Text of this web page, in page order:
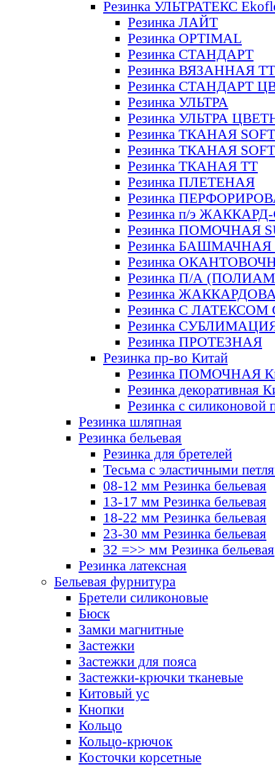
Резинка УЛЬТРАТЕКС
Резинка ЛАЙТ
Резинка OPTIMAL
Резинка СТАНДАРТ
Резинка ВЯЗАННАЯ ТТ
Резинка СТАНДАРТ
Резинка УЛЬТРА
Резинка УЛЬТРА
Резинка ТКАНАЯ SOFT
Резинка ТКАНАЯ
Резинка ТКАНАЯ ТТ
Резинка ПЛЕТЕНАЯ
Резинка
Резинка п/э
Резинка ПОМОЧНАЯ
Резинка БАШМАЧНАЯ
Резинка
Резинка П/А
Резинка
Резинка С ЛАТЕКСОМ
Резинка
Резинка ПРОТЕЗНАЯ
Резинка пр-во Китай
Резинка ПОМОЧНАЯ
Резинка декоративная
Резинка с силиконовой
Резинка шляпная
Резинка бельевая
Резинка для бретелей
Тесьма с эластичными
08-12 мм Резинка бельевая
13-17 мм Резинка бельевая
18-22 мм Резинка бельевая
23-30 мм Резинка бельевая
32 =>> мм Резинка бельевая
Резинка латексная
Бельевая фурнитура
Бретели силиконовые
Бюск
Замки магнитные
Застежки
Застежки для пояса
Застежки-крючки тканевые
Китовый ус
Кнопки
Кольцо
Кольцо-крючок
Косточки корсетные